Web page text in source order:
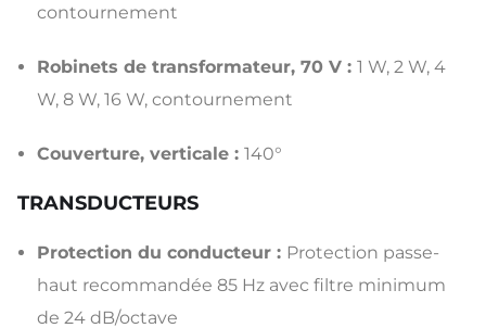
contournement
Robinets de transformateur, 70 V : 1 W, 2 W, 4
W, 8 W, 16 W, contournement
Couverture, verticale : 140°
TRANSDUCTEURS
Protection du conducteur : Protection passe-
haut recommandée 85 Hz avec filtre minimum
de 24 dB/octave